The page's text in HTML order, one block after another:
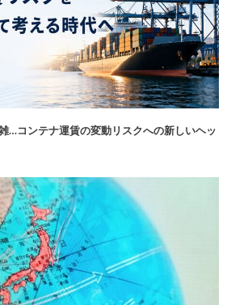
…コンテナ運賃の変動リスクへの新しいヘッ